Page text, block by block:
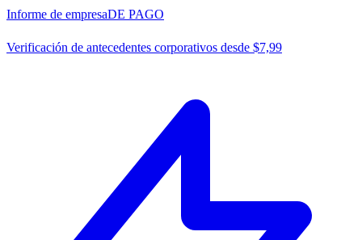
Informe de empresaDE PAGO
Verificación de antecedentes corporativos desde $7,99